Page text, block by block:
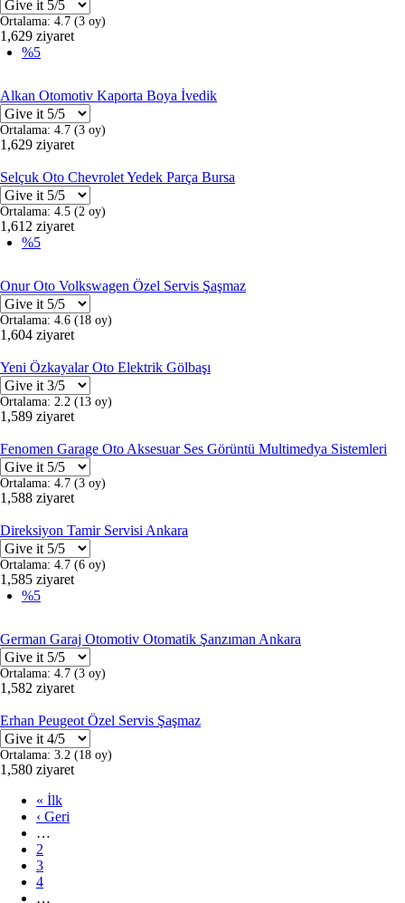
Ortalama: 4.7 (3 oy)
1,629 ziyaret
%5
Alkan Otomotiv Kaporta Boya İvedik
Ortalama: 4.7 (3 oy)
1,629 ziyaret
Selçuk Oto Chevrolet Yedek Parça Bursa
Ortalama: 4.5 (2 oy)
1,612 ziyaret
%5
Onur Oto Volkswagen Özel Servis Şaşmaz
Ortalama: 4.6 (18 oy)
1,604 ziyaret
Yeni Özkayalar Oto Elektrik Gölbaşı
Ortalama: 2.2 (13 oy)
1,589 ziyaret
Fenomen Garage Oto Aksesuar Ses Görüntü Multimedya Sistemleri
Ortalama: 4.7 (3 oy)
1,588 ziyaret
Direksiyon Tamir Servisi Ankara
Ortalama: 4.7 (6 oy)
1,585 ziyaret
%5
German Garaj Otomotiv Otomatik Şanzıman Ankara
Ortalama: 4.7 (3 oy)
1,582 ziyaret
Erhan Peugeot Özel Servis Şaşmaz
Ortalama: 3.2 (18 oy)
1,580 ziyaret
Sayfalama
İlk
sayfa
« İlk
Önceki
sayfa
‹ Geri
…
Sayfa
2
Sayfa
3
Sayfa
4
…